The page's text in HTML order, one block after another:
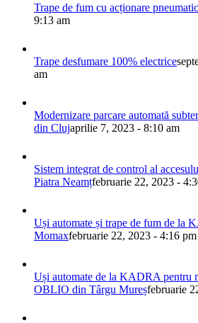
Trape de fum cu acționare
9:13 am
Trape desfumare 100% electrice
am
Modernizare parcare automată
din Clujaprilie 7, 2023 - 8:10 am
Sistem integrat de control al
Piatra Neamțfebruarie 22, 2023 -
Uși automate și trape de fum de la
Momaxfebruarie 22, 2023 - 4:16 pm
Uși automate de la KADRA pentru
OBLIO din Târgu Mureșfebruarie